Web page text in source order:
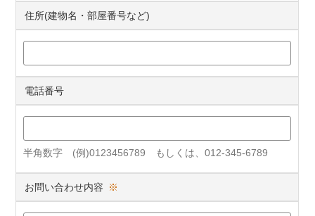
住所(建物名・部屋番号など)
電話番号
半角数字 (例)0123456789 もしくは、012-345-6789
お問い合わせ内容 ※